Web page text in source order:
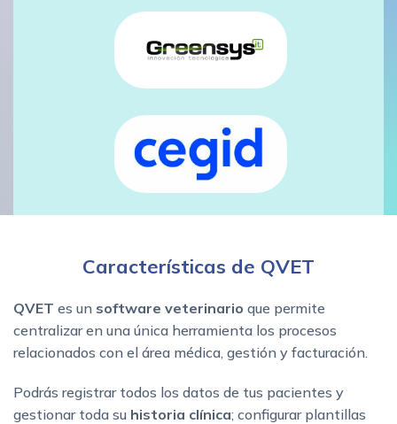
Características de QVET
QVET es un software veterinario que permite
centralizar en una única herramienta los procesos
relacionados con el área médica, gestión y facturación.
Podrás registrar todos los datos de tus pacientes y
gestionar toda su historia clínica; configurar plantillas